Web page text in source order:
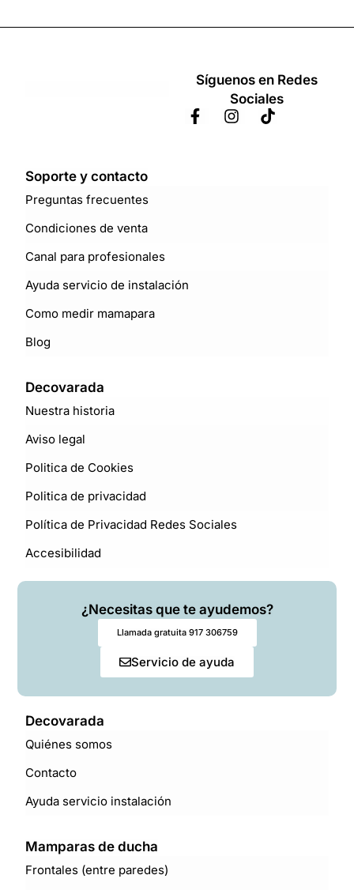
Síguenos en Redes
Sociales
Soporte y contacto
Preguntas frecuentes
Condiciones de venta
Canal para profesionales
Ayuda servicio de instalación
Como medir mamapara
Blog
Decovarada
Nuestra historia
Aviso legal
Politica de Cookies
Politica de privacidad
Política de Privacidad Redes Sociales
Accesibilidad
¿Necesitas que te ayudemos?
Llamada gratuita 917 306759
Servicio de ayuda
Decovarada
Quiénes somos
Contacto
Ayuda servicio instalación
Mamparas de ducha
Frontales (entre paredes)